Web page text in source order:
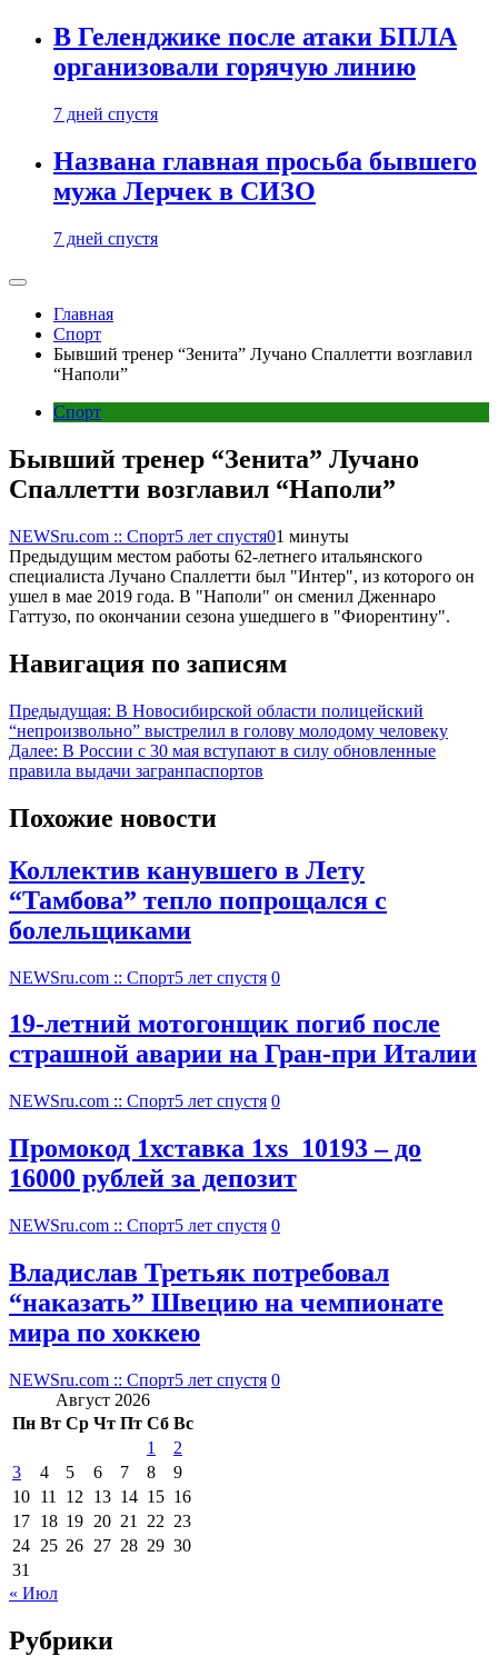
В Геленджике после атаки БПЛА
организовали горячую линию
7 дней спустя
Названа главная просьба бывшего
мужа Лерчек в СИЗО
7 дней спустя
Главная
Спорт
Бывший тренер “Зенита” Лучано Спаллетти возглавил
“Наполи”
Спорт
Бывший тренер “Зенита” Лучано
Спаллетти возглавил “Наполи”
NEWSru.com :: Спорт5 лет спустя01 минуты
Предыдущим местом работы 62-летнего итальянского
специалиста Лучано Спаллетти был "Интер", из которого он
ушел в мае 2019 года. В "Наполи" он сменил Дженнаро
Гаттузо, по окончании сезона ушедшего в "Фиорентину".
Навигация по записям
Предыдущая: В Новосибирской области полицейский
“непроизвольно” выстрелил в голову молодому человеку
Далее: В России с 30 мая вступают в силу обновленные
правила выдачи загранпаспортов
Похожие новости
Коллектив канувшего в Лету
“Тамбова” тепло попрощался с
болельщиками
NEWSru.com :: Спорт5 лет спустя 0
19-летний мотогонщик погиб после
страшной аварии на Гран-при Италии
NEWSru.com :: Спорт5 лет спустя 0
Промокод 1хставка 1xs_10193 – до
16000 рублей за депозит
NEWSru.com :: Спорт5 лет спустя 0
Владислав Третьяк потребовал
“наказать” Швецию на чемпионате
мира по хоккею
NEWSru.com :: Спорт5 лет спустя 0
Август 2026
Пн Вт Ср Чт Пт Сб Вс
1
2
3
4 5 6 7 8
9
10 11 12 13 14 15 16
17 18 19 20 21 22 23
24 25 26 27 28 29 30
31
« Июл
Рубрики